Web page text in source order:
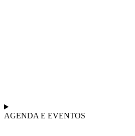
AGENDA E EVENTOS